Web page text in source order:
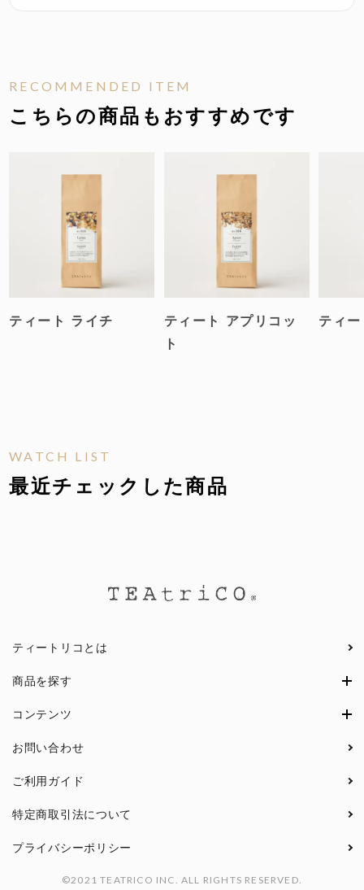
する爽快感も少しあります。フルーツは噛むほど甘
メロンの香りがすごくいい香りでした！！
とても甘いので、甘いものが好きならひとならおい
おやつがわりに子供と食べたりしています。
hinana 非公開
こちらのお品とティート ソレイユと混ぜて頂くと
RECOMMENDED ITEM
こちらの商品もおすすめです
ティート ライチ
ティート アプリコッ
ト
ティ
WATCH LIST
最近チェックした商品
ティートリコとは
商品を探す
コンテンツ
お問い合わせ
ご利用ガイド
特定商取引法について
プライバシーポリシー
©2021 TEATRICO INC. ALL RIGHTS RESERVED.